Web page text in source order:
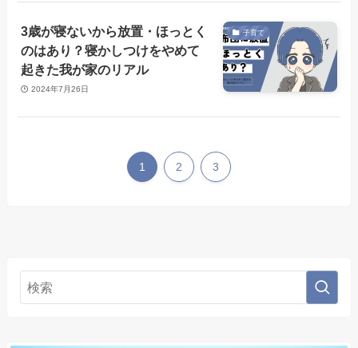
子育て
3歳が寝ないから放置・ほっとく
のはあり？寝かしつけをやめて
起きた我が家のリアル
2024年7月26日
1 2 3